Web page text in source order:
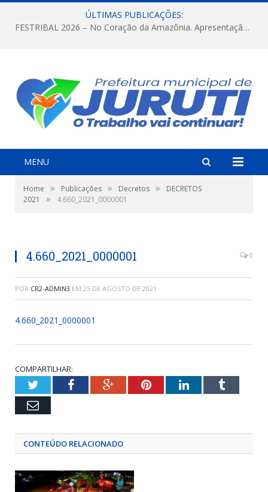
ÚLTIMAS PUBLICAÇÕES:
FESTRIBAL 2026 – No Coração da Amazônia. Apresentação da Munduruku.
MENU
Home » Publicações » Decretos »
DECRETOS
2021
» 4.660_2021_0000001
4.660_2021_0000001 0
POR CR2-ADMIN3 EM 25 DE AGOSTO DE 2021
4.660_2021_0000001
COMPARTILHAR:
TwitterFacebookGoogle+PinterestLinkedInTumblr
Email
CONTEÚDO RELACIONADO